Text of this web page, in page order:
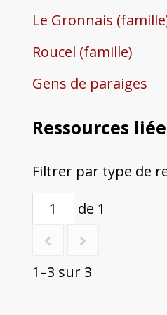
Le Gronnais
Roucel (famille)
Gens de paraiges
Ressources
Filtrer par type de
de 1
1–3 sur 3